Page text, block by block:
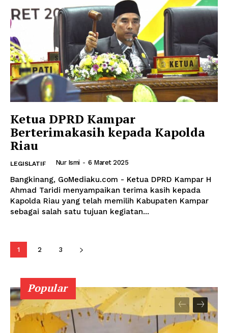
Ketua DPRD Kampar
Berterimakasih kepada Kapolda
Riau
LEGISLATIF Nur Ismi - 6 Maret 2025
Bangkinang, GoMediaku.com - Ketua DPRD Kampar H
Ahmad Taridi menyampaikan terima kasih kepada
Kapolda Riau yang telah memilih Kabupaten Kampar
sebagai salah satu tujuan kegiatan...
1 2 3
Popular